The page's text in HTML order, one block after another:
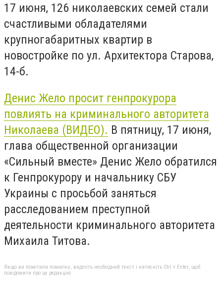
17 июня, 126 николаевских семей стали
счастливыми обладателями
крупногабаритных квартир в
новостройке по ул. Архитектора Старова,
14-б.
Денис Жело просит генпрокурора
повлиять на криминального авторитета
Николаева (ВИДЕО). В пятницу, 17 июня,
глава общественной организации
«Сильный вместе» Денис Жело обратился
к Генпрокурору и начальнику СБУ
Украины с просьбой заняться
расследованием преступной
деятельности криминального авторитета
Михаила Титова.
Якщо ви помітили помилку, виділіть необхідний текст і натисніть Ctrl + Enter, щоб
повідомити про це редакцію